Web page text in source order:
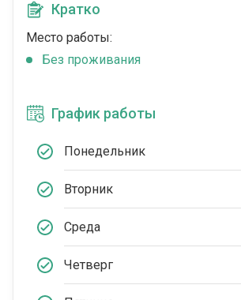
Кратко
Место работы:
Без проживания
График работы
Понедельник
Вторник
Среда
Четверг